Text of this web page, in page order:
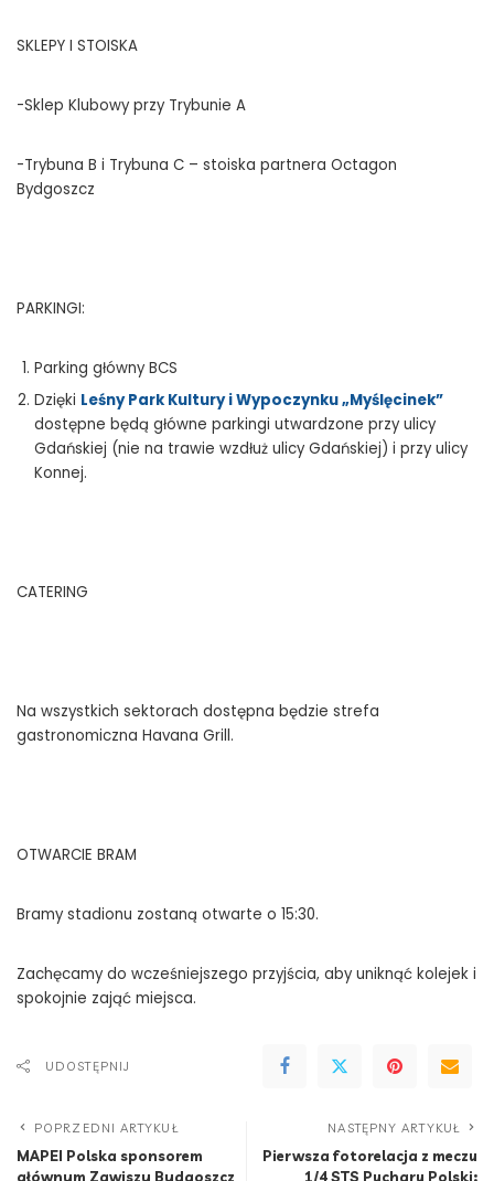
SKLEPY I STOISKA
-Sklep Klubowy przy Trybunie A
-Trybuna B i Trybuna C – stoiska partnera Octagon
Bydgoszcz
PARKINGI:
Parking główny BCS
Dzięki Leśny Park Kultury i Wypoczynku „Myślęcinek”
dostępne będą główne parkingi utwardzone przy ulicy
Gdańskiej (nie na trawie wzdłuż ulicy Gdańskiej) i przy ulicy
Konnej.
CATERING
Na wszystkich sektorach dostępna będzie strefa
gastronomiczna Havana Grill.
OTWARCIE BRAM
Bramy stadionu zostaną otwarte o 15:30.
Zachęcamy do wcześniejszego przyjścia, aby uniknąć kolejek i
spokojnie zająć miejsca.
UDOSTĘPNIJ
POPRZEDNI ARTYKUŁ
MAPEI Polska sponsorem
głównym Zawiszy Bydgoszcz
NASTĘPNY ARTYKUŁ
Pierwsza fotorelacja z meczu
1/4 STS Pucharu Polski: